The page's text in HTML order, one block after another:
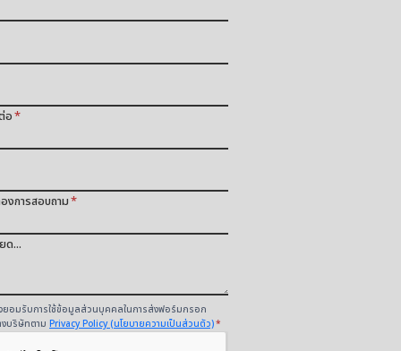
อ*
งการสอบถาม*
ด...
อมรับการใช้ข้อมูลส่วนบุคคลในการส่งฟอร์มกรอก
บริษัทตามPrivacy Policy (นโยบายความเป็นส่วนตัว)*